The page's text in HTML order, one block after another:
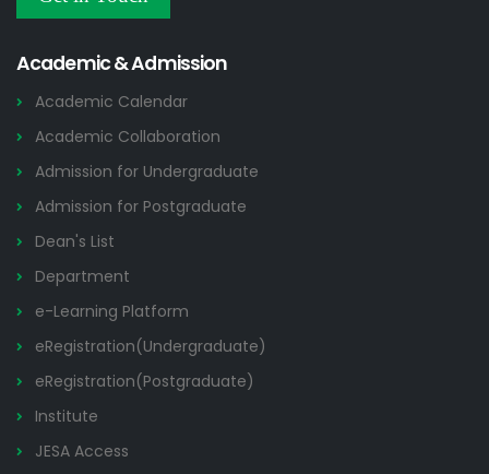
2026
Academic & Admission
Academic Calendar
Academic Collaboration
Admission for Undergraduate
Admission for Postgraduate
Dean's List
Department
e-Learning Platform
eRegistration(Undergraduate)
eRegistration(Postgraduate)
Institute
JESA Access